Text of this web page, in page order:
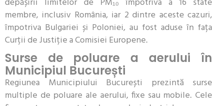
depășirii limitelor de PM₁₀ împotriva a 16 state
membre, inclusiv România, iar 2 dintre aceste cazuri,
împotriva Bulgariei și Poloniei, au fost aduse în fața
Curții de Justiție a Comisiei Europene.
Surse de poluare a aerului în
Municipiul București
Regiunea Municipiului București prezintă surse
multiple de poluare ale aerului, fixe sau mobile. Cele